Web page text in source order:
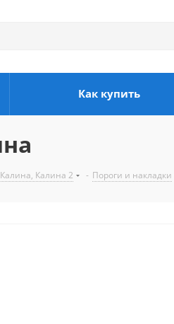
Как купить
Калина 2 - Пороги и накладки